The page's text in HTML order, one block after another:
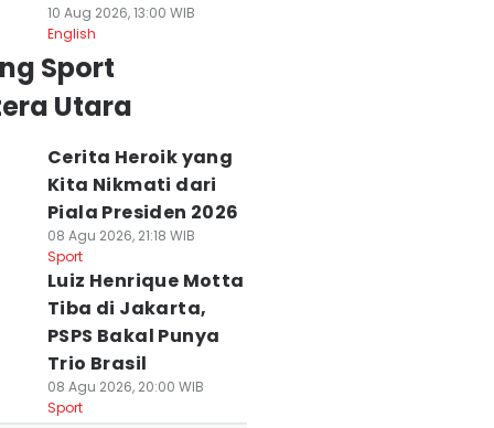
10 Aug 2026, 13:00 WIB
English
Sport
Utara
Cerita Heroik yang
Kita Nikmati dari
Piala Presiden 2026
08 Agu 2026, 21:18 WIB
Sport
Luiz Henrique Motta
Tiba di Jakarta,
PSPS Bakal Punya
Trio Brasil
08 Agu 2026, 20:00 WIB
Sport